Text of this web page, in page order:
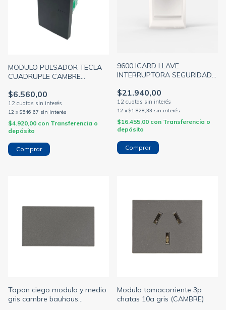
MODULO PULSADOR TECLA
CUADRUPLE CAMBRE
$6.560,00
12 x $546,67 sin interés
$4.920,00 con Transferencia o
depósito
9600 ICARD LLAVE
INTERRUPTORA SEGURIDAD
(CAMBRE)
$21.940,00
12 x $1.828,33 sin interés
$16.455,00 con Transferencia o
depósito
Tapon ciego modulo y medio
gris cambre bauhaus
Modulo tomacorriente 3p
chatas 10a gris (CAMBRE)